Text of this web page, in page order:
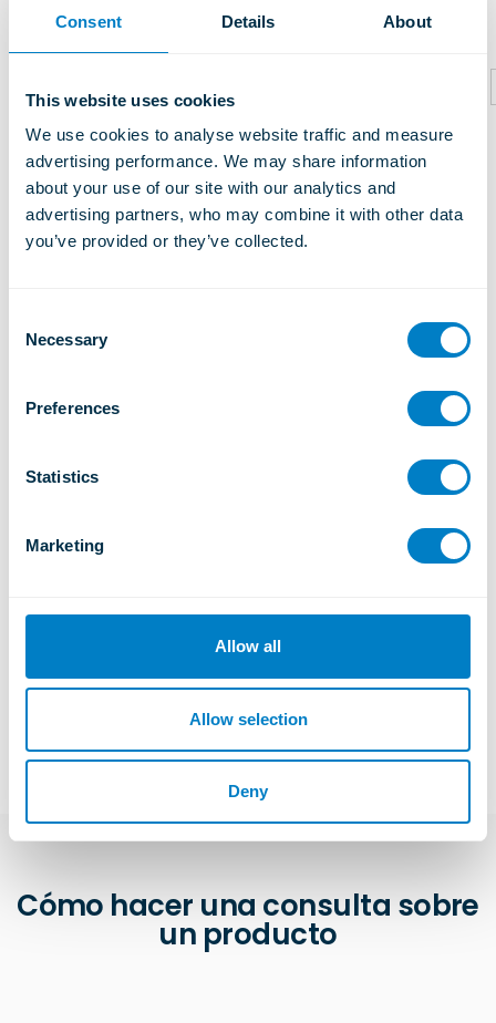
Consent Details About
This website uses cookies
We use cookies to analyse website traffic and measure
advertising performance. We may share information
about your use of our site with our analytics and
advertising partners, who may combine it with other data
you’ve provided or they’ve collected.
Necessary
Preferences
Statistics
Marketing
Allow all
Allow selection
Deny
MONTAJES DE AMORTIGUADOR
Cómo hacer una consulta sobre
un producto